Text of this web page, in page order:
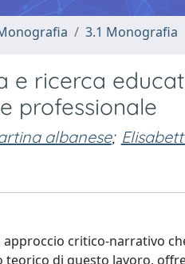
3.1 Monografia
e ricerca
professionale
albanese;
critico-narrativo
di questo lavoro,